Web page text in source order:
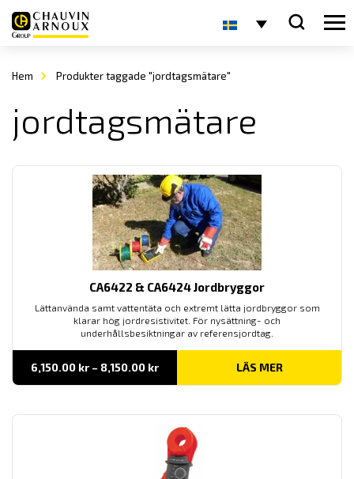
Hem Produkter taggade "jordtagsmätare"
jordtagsmätare
CA6422 & CA6424 Jordbryggor
Lättanvända samt vattentäta och extremt lätta jordbryggor som
klarar hög jordresistivitet. För nysättning- och
underhållsbesiktningar av referensjordtag.
6,150.00 kr – 8,150.00 krPrisintervall:
till
LÄS MER